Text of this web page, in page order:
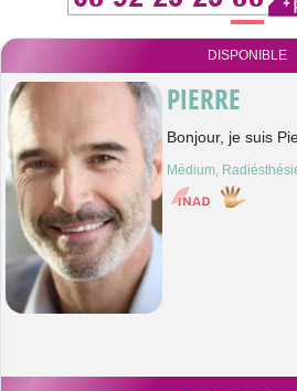
DISPONIBLE
PIERRE
Bonjour, je suis
Médium,